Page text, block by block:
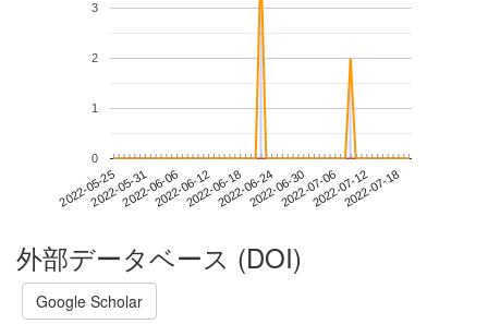
2022-05-252022-05-312022-06-062022-06-122022-06-182022-06-242022-06-302022-07-062022-07-122022-07-18
0
1
2
3
外部データベース (DOI)
Google Scholar